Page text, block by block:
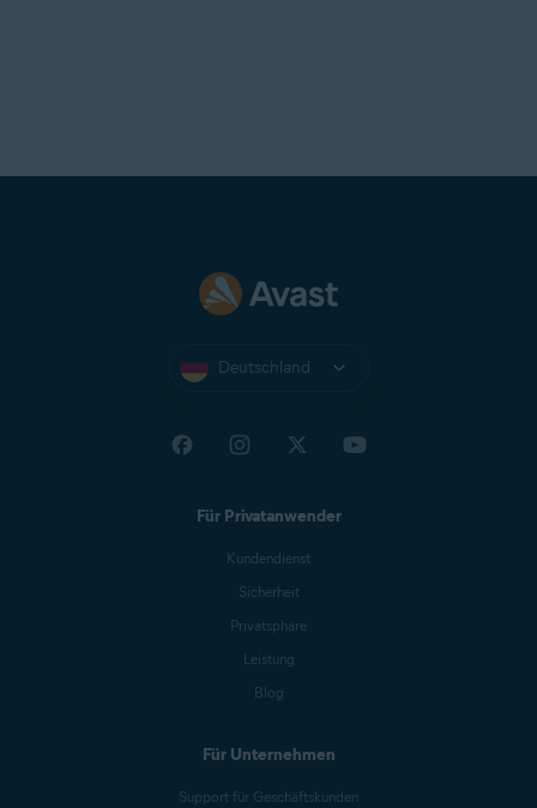
Deutschland
Für Privatanwender
Kundendienst
Sicherheit
Privatsphäre
Leistung
Blog
Für Unternehmen
Support für Geschäftskunden